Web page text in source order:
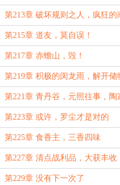
第213章 破坏规则之人，疯狂的
宫谨
第215章 道友，莫自误！
第217章 赤蟾山，毁！
第219章 积极的闵龙雨，解开储
袋禁制
第221章 青丹谷，元照往事，陶
筑基
第223章 或许，罗尘才是对的
第225章 食香主，三香四味
第227章 清点战利品，大获丰收
第229章 没有下一次了